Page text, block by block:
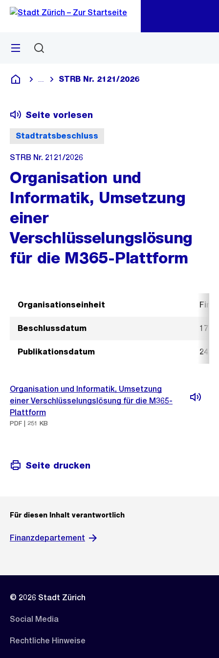
Navigation
Sprunglink
Menü
Deutsch
Blende alle Breadcrumbs ein
STRB Nr. 2121/2026
Stadtratsbeschluss
Seite vorlesen
STRB Nr. 2121/2026
Organisation und
Informatik, Umsetzung
einer
Verschlüsselungslösung
für die M365-Plattform
Organisationseinheit
Beschlussdatum 17.
Publikationsdatum 24.
Organisation und Informatik, Umsetzung
einer Verschlüsselungslösung für die M365-
Plattform
PDF | 251 KB
Seite drucken
Für diesen Inhalt verantwortlich
Finanzdepartement
© 2026 Stadt Zürich
Social Media
Rechtliche Hinweise